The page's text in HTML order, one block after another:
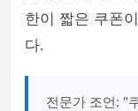
한이 짧은 쿠폰
다.
전문가 조언: "